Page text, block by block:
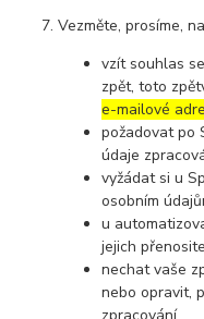
Vezměte, prosíme,
vzít souhlas
zpět, toto
e-mailové
požadovat po
údaje
vyžádat si u
osobním
u
jejich
nechat vaše
nebo opravit,